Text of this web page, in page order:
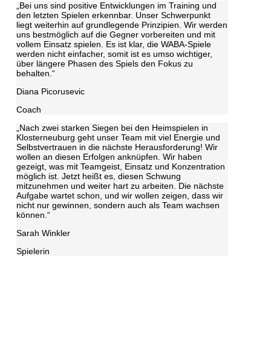
„Bei uns sind positive Entwicklungen im Training und
den letzten Spielen erkennbar. Unser Schwerpunkt
liegt weiterhin auf grundlegende Prinzipien. Wir werden
uns bestmöglich auf die Gegner vorbereiten und mit
vollem Einsatz spielen. Es ist klar, die WABA-Spiele
werden nicht einfacher, somit ist es umso wichtiger,
über längere Phasen des Spiels den Fokus zu
behalten.“
Diana Picorusevic
Coach
„Nach zwei starken Siegen bei den Heimspielen in
Klosterneuburg geht unser Team mit viel Energie und
Selbstvertrauen in die nächste Herausforderung! Wir
wollen an diesen Erfolgen anknüpfen. Wir haben
gezeigt, was mit Teamgeist, Einsatz und Konzentration
möglich ist. Jetzt heißt es, diesen Schwung
mitzunehmen und weiter hart zu arbeiten. Die nächste
Aufgabe wartet schon, und wir wollen zeigen, dass wir
nicht nur gewinnen, sondern auch als Team wachsen
können.“
Sarah Winkler
Spielerin